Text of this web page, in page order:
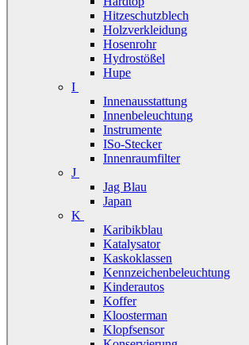
Hitzeschutzblech
Holzverkleidung
Hosenrohr
Hydrostößel
Hupe
I
Innenausstattung
Innenbeleuchtung
Instrumente
ISo-Stecker
Innenraumfilter
J
Jag Blau
Japan
K
Karibikblau
Katalysator
Kaskoklassen
Kennzeichenbeleuchtung
Kinderautos
Koffer
Kloosterman
Klopfsensor